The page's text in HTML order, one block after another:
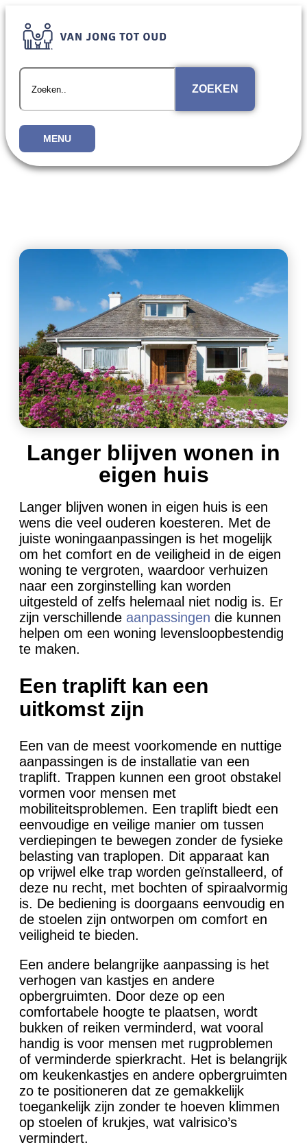
ZOEKEN
MENU
Langer blijven wonen in
eigen huis
Langer blijven wonen in eigen huis is een
wens die veel ouderen koesteren. Met de
juiste woningaanpassingen is het mogelijk
om het comfort en de veiligheid in de eigen
woning te vergroten, waardoor verhuizen
naar een zorginstelling kan worden
uitgesteld of zelfs helemaal niet nodig is. Er
zijn verschillende aanpassingen die kunnen
helpen om een woning levensloopbestendig
te maken.
Een traplift kan een
uitkomst zijn
Een van de meest voorkomende en nuttige
aanpassingen is de installatie van een
traplift. Trappen kunnen een groot obstakel
vormen voor mensen met
mobiliteitsproblemen. Een traplift biedt een
eenvoudige en veilige manier om tussen
verdiepingen te bewegen zonder de fysieke
belasting van traplopen. Dit apparaat kan
op vrijwel elke trap worden geïnstalleerd, of
deze nu recht, met bochten of spiraalvormig
is. De bediening is doorgaans eenvoudig en
de stoelen zijn ontworpen om comfort en
veiligheid te bieden.
Een andere belangrijke aanpassing is het
verhogen van kastjes en andere
opbergruimten. Door deze op een
comfortabele hoogte te plaatsen, wordt
bukken of reiken verminderd, wat vooral
handig is voor mensen met rugproblemen
of verminderde spierkracht. Het is belangrijk
om keukenkastjes en andere opbergruimten
zo te positioneren dat ze gemakkelijk
toegankelijk zijn zonder te hoeven klimmen
op stoelen of krukjes, wat valrisico’s
vermindert.